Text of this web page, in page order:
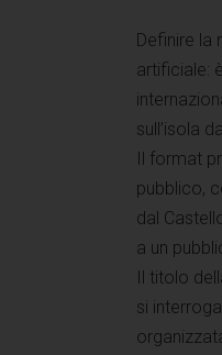
Definire la
artificiale:
sull’isola
Il format
pubblico,
dal
a un
Il titolo
si